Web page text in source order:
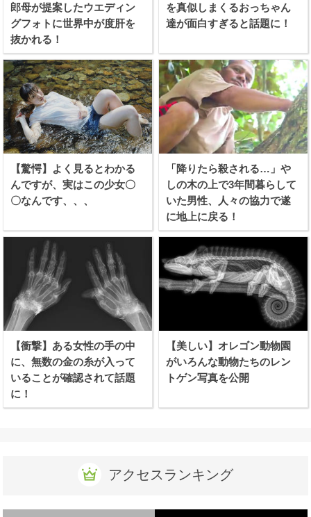
郎母が提案したウエディン
グフォトに世界中が度肝を
抜かれる！
を真似しまくるおっちゃん
達が面白すぎると話題に！
【驚愕】よく見るとわかる
んですが、実はこの少女〇
〇なんです、、、
「降りたら殺される…」や
しの木の上で3年間暮らして
いた男性、人々の協力で遂
に地上に戻る！
【衝撃】ある女性の手の中
に、無数の金の糸が入って
いることが確認されて話題
に！
【美しい】オレゴン動物園
がいろんな動物たちのレン
トゲン写真を公開
アクセスランキング